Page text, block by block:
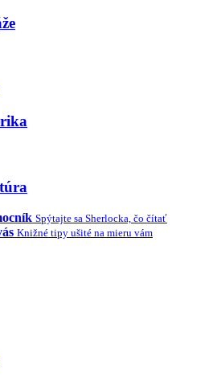
Spýtajte sa Sherlocka, čo čítať
Knižné tipy ušité na mieru vám